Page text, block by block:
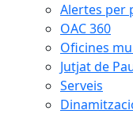
Alertes per
OAC 360
Oficines
Jutjat de
Serveis